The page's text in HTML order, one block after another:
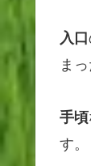
入口
ま
手頃
す。